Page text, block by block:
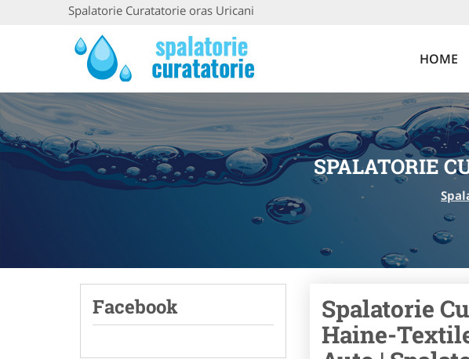
Spalatorie Curatatorie oras Uricani
HOME
SPALATORIE
Facebook
Spalatorie
Haine-